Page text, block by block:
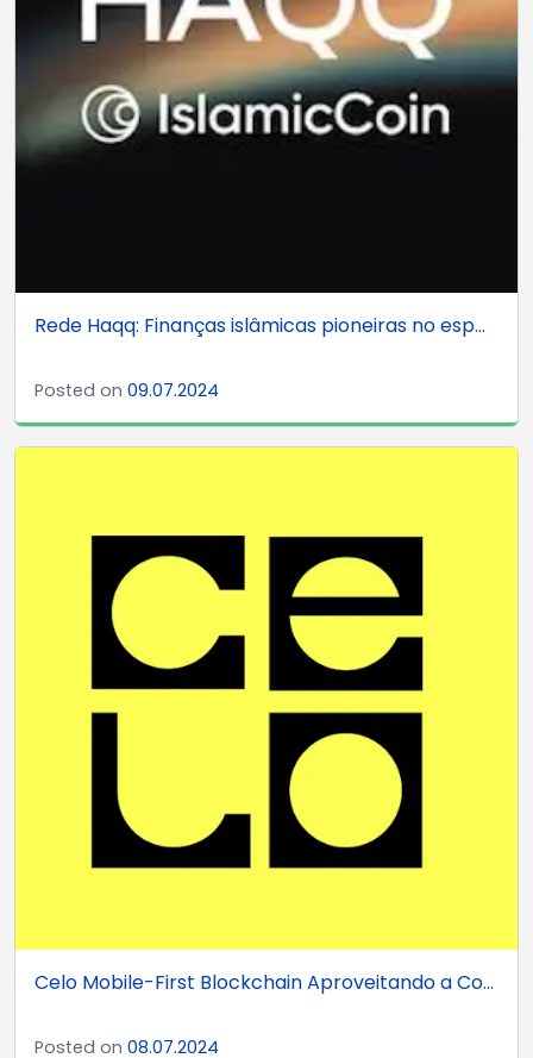
Rede Haqq: Finanças islâmicas pioneiras no esp...
Posted on 09.07.2024
Celo Mobile-First Blockchain Aproveitando a Co...
Posted on 08.07.2024